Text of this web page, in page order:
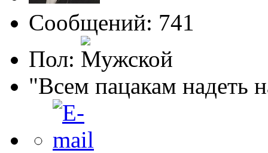
Сообщений: 741
Пол:
"Всем пацакам надеть